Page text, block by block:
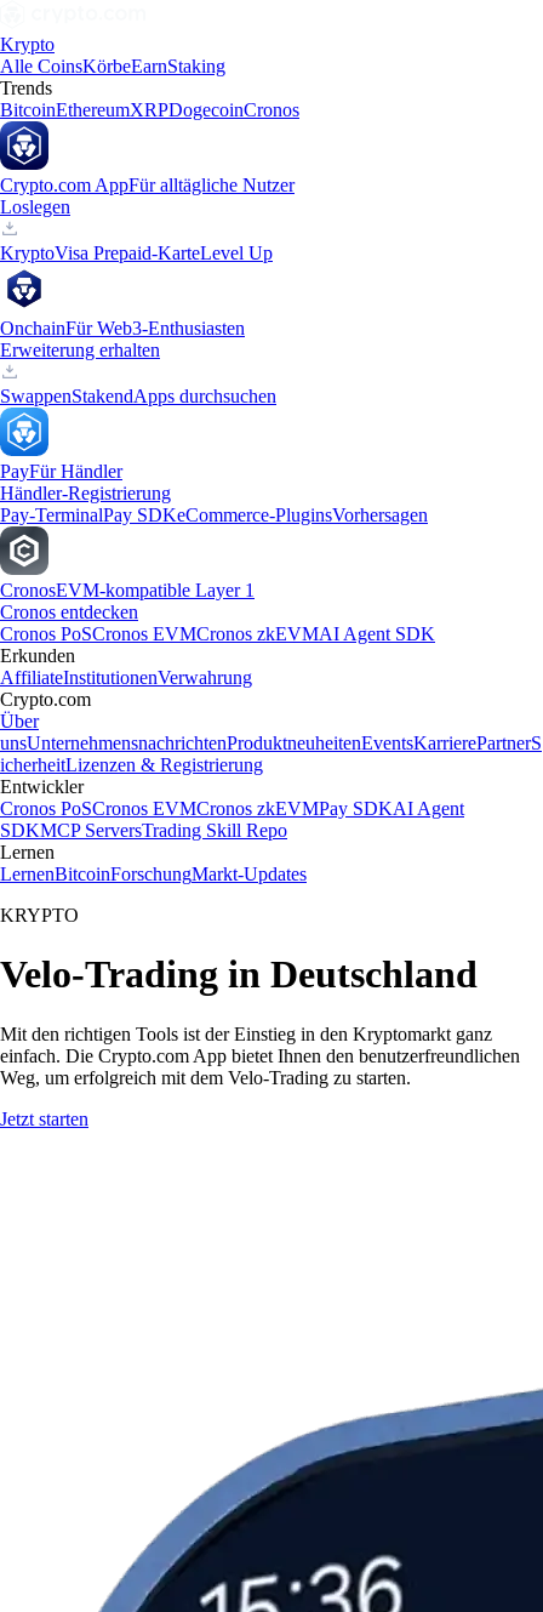
Krypto
Alle CoinsKörbeEarnStaking
Trends
BitcoinEthereumXRPDogecoinCronos
Crypto.com AppFür alltägliche Nutzer
Loslegen
KryptoVisa Prepaid-KarteLevel Up
OnchainFür Web3-Enthusiasten
Erweiterung erhalten
SwappenStakendApps durchsuchen
PayFür Händler
Händler-Registrierung
Pay-TerminalPay SDKeCommerce-PluginsVorhersagen
CronosEVM-kompatible Layer 1
Cronos entdecken
Cronos PoSCronos EVMCronos zkEVMAI Agent SDK
Erkunden
AffiliateInstitutionenVerwahrung
Crypto.com
Über
unsUnternehmensnachrichtenProduktneuheitenEventsKarrierePartnerS
icherheitLizenzen & Registrierung
Entwickler
Cronos PoSCronos EVMCronos zkEVMPay SDKAI Agent
SDKMCP ServersTrading Skill Repo
Lernen
LernenBitcoinForschungMarkt-Updates
KRYPTO
Velo-Trading in Deutschland
Mit den richtigen Tools ist der Einstieg in den Kryptomarkt ganz
einfach. Die Crypto.com App bietet Ihnen den benutzerfreundlichen
Weg, um erfolgreich mit dem Velo-Trading zu starten.
Jetzt starten